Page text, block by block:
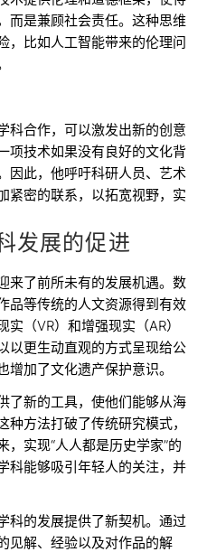
而是兼顾社会责任。这种思维
，比如人工智能带来的伦理问
科合作，可以激发出新的创意
项技术如果没有良好的文化背
因此，他呼吁科研人员、艺术
紧密的联系，以拓宽视野，实
发展的促进
来了前所未有的发展机遇。数
品等传统的人文资源得到有效
（VR）和增强现实（AR）
以更生动直观的方式呈现给公
加了文化遗产保护意识。
了新的工具，使他们能够从海
方法打破了传统研究模式，
实现“人人都是历史学家”的
科能够吸引年轻人的关注，并
科的发展提供了新契机。通过
见解、经验以及对作品的解